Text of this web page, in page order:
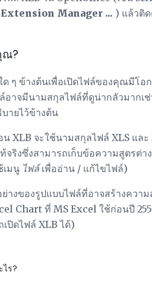
Manager ... ) แล้วติ
ณ?
ๆ ข้างต้นเพื่อเปิดไฟล์ของคุณมีโ
อาจมีนามสกุลไฟล์ที่ดูน่ากลัวมากเ
ายไว้ข้างต้น
XLB จะใช้นามสกุลไฟล์ XLS แล
ริงซึ่งสามารถเก็บข้อความสูตรต่า
เมนู ไฟล์เพื่ออ่าน / แก้ไขไฟล์)
ย่างของรูปแบบไฟล์ที่อาจสร้างคว
Chart ที่ MS Excel ใช้ก่อนปี
ปิดไฟล์ XLB ได้)
ไร?